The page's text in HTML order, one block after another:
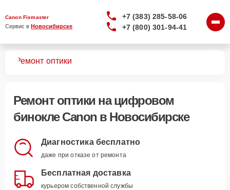
Canon Fixmaster
Сервис в Новосибирске
+7 (383) 285-58-06
+7 (800) 301-94-41
Ремонт оптики
Ремонт оптики на цифровом
бинокле Canon в Новосибирске
Диагностика бесплатно
даже при отказе от ремонта
Бесплатная доставка
курьером собственной службы